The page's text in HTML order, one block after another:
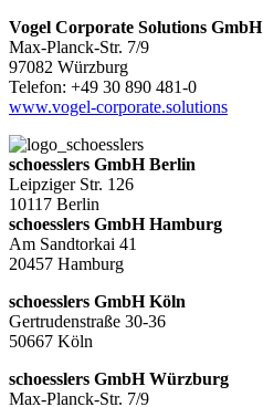
Vogel Corporate Solutions GmbH
Max-Planck-Str. 7/9
97082 Würzburg
Telefon: +49 30 890 481-0
www.vogel-corporate.solutions
schoesslers GmbH Berlin
Leipziger Str. 126
10117 Berlin
schoesslers GmbH Hamburg
Am Sandtorkai 41
20457 Hamburg
schoesslers GmbH Köln
Gertrudenstraße 30-36
50667 Köln
schoesslers GmbH Würzburg
Max-Planck-Str. 7/9